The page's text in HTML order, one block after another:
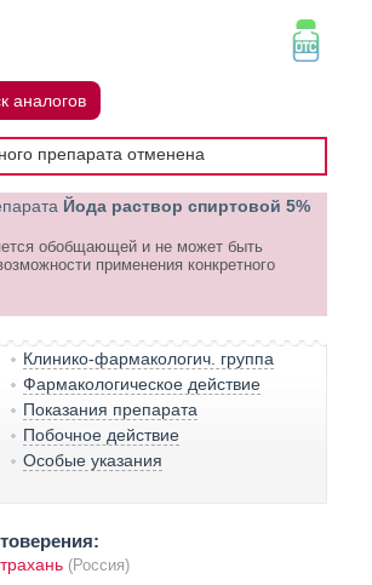
аналогов
препарата отменена
Йода раствор спиртовой 5%
обобщающей и не может быть
применения конкретного
Клинико-фармакологич. группа
Фармакологическое действие
Показания препарата
Побочное действие
Особые указания
(Россия)